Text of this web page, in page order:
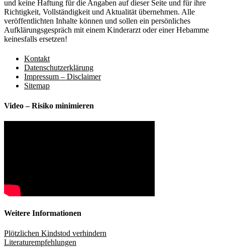
und keine Haftung für die Angaben auf dieser Seite und für ihre
Richtigkeit, Vollständigkeit und Aktualität übernehmen. Alle
veröffentlichten Inhalte können und sollen ein persönliches
Aufklärungsgespräch mit einem Kinderarzt oder einer Hebamme
keinesfalls ersetzen!
Kontakt
Datenschutzerklärung
Impressum – Disclaimer
Sitemap
Video – Risiko minimieren
Weitere Informationen
Plötzlichen Kindstod verhindern
Literaturempfehlungen